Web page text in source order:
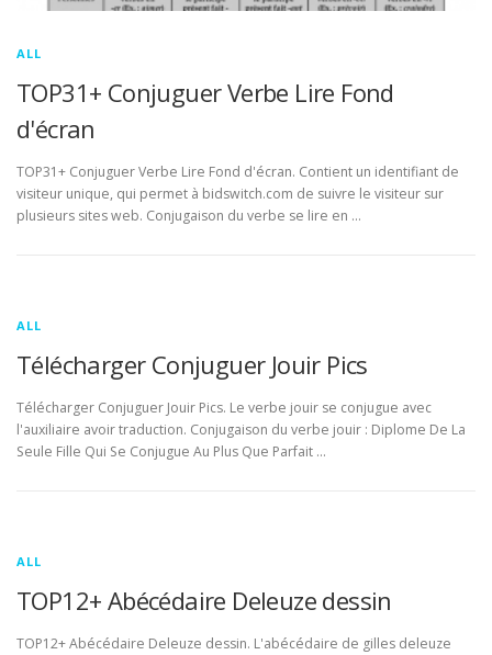
ALL
TOP31+ Conjuguer Verbe Lire Fond
d'écran
TOP31+ Conjuguer Verbe Lire Fond d'écran. Contient un identifiant de
visiteur unique, qui permet à bidswitch.com de suivre le visiteur sur
plusieurs sites web. Conjugaison du verbe se lire en …
ALL
Télécharger Conjuguer Jouir Pics
Télécharger Conjuguer Jouir Pics. Le verbe jouir se conjugue avec
l'auxiliaire avoir traduction. Conjugaison du verbe jouir : Diplome De La
Seule Fille Qui Se Conjugue Au Plus Que Parfait …
ALL
TOP12+ Abécédaire Deleuze dessin
TOP12+ Abécédaire Deleuze dessin. L'abécédaire de gilles deleuze